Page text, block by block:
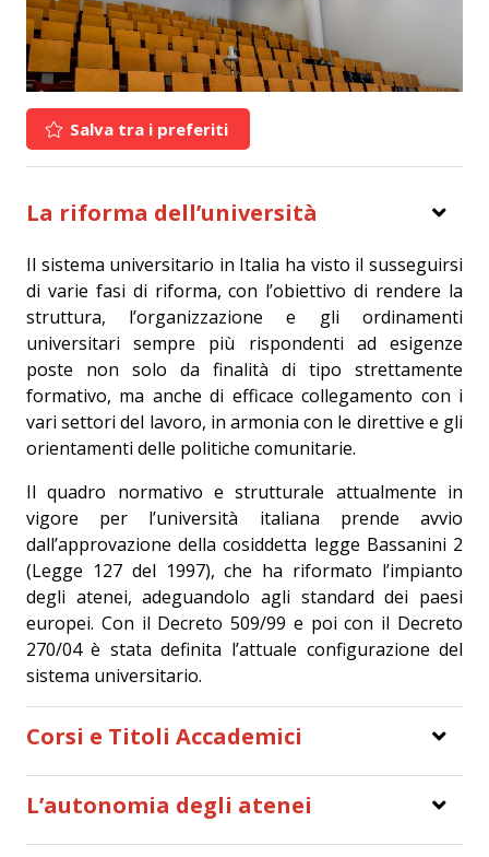
Salva tra i preferiti
La riforma dell’università
Il sistema universitario in Italia ha visto il susseguirsi
di varie fasi di riforma, con l’obiettivo di rendere la
struttura, l’organizzazione e gli ordinamenti
universitari sempre più rispondenti ad esigenze
poste non solo da finalità di tipo strettamente
formativo, ma anche di efficace collegamento con i
vari settori del lavoro, in armonia con le direttive e gli
orientamenti delle politiche comunitarie.
Il quadro normativo e strutturale attualmente in
vigore per l’università italiana prende avvio
dall’approvazione della cosiddetta legge Bassanini 2
(Legge 127 del 1997), che ha riformato l’impianto
degli atenei, adeguandolo agli standard dei paesi
europei. Con il Decreto 509/99 e poi con il Decreto
270/04 è stata definita l’attuale configurazione del
sistema universitario.
Corsi e Titoli Accademici
L’autonomia degli atenei